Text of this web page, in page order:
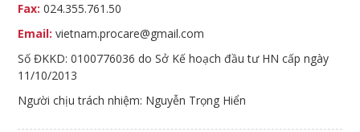
Fax: 024.355.761.50
Email: vietnam.procare@gmail.com
Số ĐKKD: 0100776036 do Sở Kế hoạch đầu tư HN cấp ngày
11/10/2013
Người chịu trách nhiệm: Nguyễn Trọng Hiển